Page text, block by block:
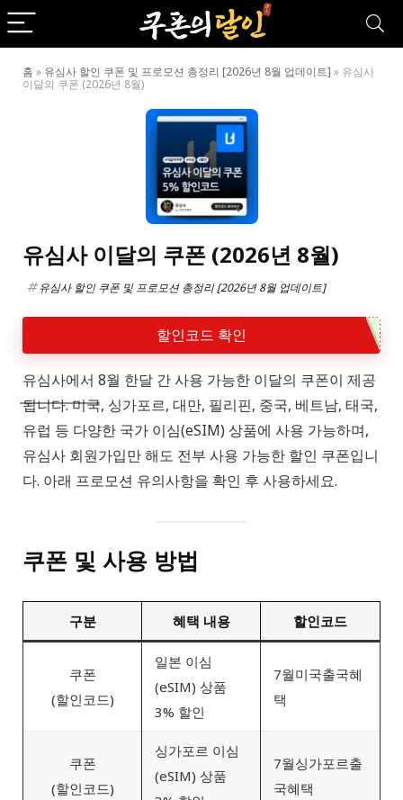
홈 » 유심사 할인 쿠폰 및 프로모션 총정리 [2026년 8월 업데이트] » 유심사
이달의 쿠폰 (2026년 8월)
유심사 이달의 쿠폰 (2026년 8월)
유심사 할인 쿠폰 및 프로모션 총정리 [2026년 8월 업데이트]
할인코드 확인
유심사에서 8월 한달 간 사용 가능한 이달의 쿠폰이 제공
됩니다. 미국, 싱가포르, 대만, 필리핀, 중국, 베트남, 태국,
유럽 등 다양한 국가 이심(eSIM) 상품에 사용 가능하며,
유심사 회원가입만 해도 전부 사용 가능한 할인 쿠폰입니
다. 아래 프로모션 유의사항을 확인 후 사용하세요.
쿠폰 및 사용 방법
구분 혜택 내용 할인코드
쿠폰
(할인코드)
일본 이심
(eSIM) 상품
3% 할인
7월미국출국혜
택
쿠폰
(할인코드)
싱가포르 이심
(eSIM) 상품
7월싱가포르출
국혜택